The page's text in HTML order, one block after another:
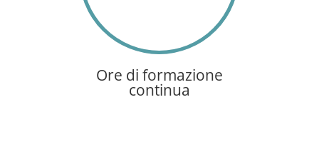
Ore di formazione
continua